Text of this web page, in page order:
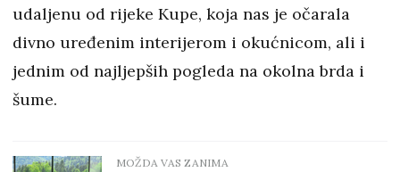
udaljenu od rijeke Kupe, koja nas je očarala
divno uređenim interijerom i okućnicom, ali i
jednim od najljepših pogleda na okolna brda i
šume.
MOŽDA VAS ZANIMA